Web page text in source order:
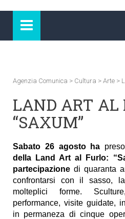
Agenzia Comunica > Cultura > Arte >
LAND ART AL
“SAXUM”
Sabato 26 agosto ha
della Land Art al Furlo:
partecipazionedi quaranta
confrontarsi con il sasso,
molteplici forme.
performance, visite guidate,
in permaneza di cinque